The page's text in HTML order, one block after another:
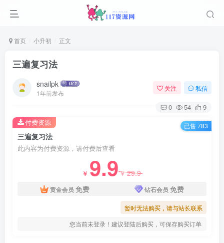
首页 小升初 正文
三遍复习法
snailpk
1年前发布
关注 私信
0 54 9
三遍复习法
此内容为付费资源，请付费后查看
￥ 9.9￥29.9
黄金会员 免费 钻石会员 免费
暂时无法购买，请与站长联系
您当前未登录！建议登陆后购买，可保存购买订单
付费资源 已售 783